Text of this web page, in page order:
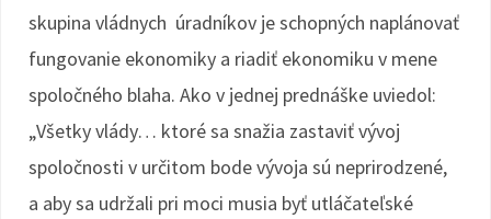
skupina vládnych úradníkov je schopných naplánovať
fungovanie ekonomiky a riadiť ekonomiku v mene
spoločného blaha. Ako v jednej prednáške uviedol:
„Všetky vlády… ktoré sa snažia zastaviť vývoj
spoločnosti v určitom bode vývoja sú neprirodzené,
a aby sa udržali pri moci musia byť utláčateľské